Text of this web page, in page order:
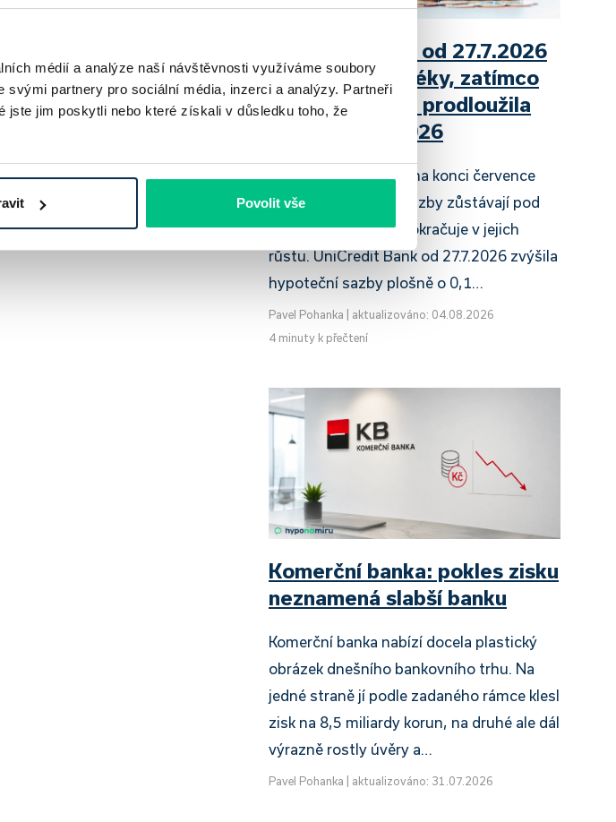
médií a analýze naší návštěvnosti využíváme soubory
partnery pro sociální média, inzerci a analýzy. Partneři
jim poskytli nebo které získali v důsledku toho, že
Povolit vše
UniCredit Bank od 27.7.2026
zdražuje hypotéky, zatímco
Raiffeisenbank prodloužila
slevu do 6.9.2026
Český hypoteční trh na konci července
2026 potvrzuje, že sazby zůstávají pod
tlakem a část bank pokračuje v jejich
růstu. UniCredit Bank od 27.7.2026 zvýšila
hypoteční sazby plošně o 0,1…
Pavel Pohanka
aktualizováno: 04.08.2026
4 minuty k přečtení
Komerční banka: pokles zisku
neznamená slabší banku
Komerční banka nabízí docela plastický
obrázek dnešního bankovního trhu. Na
jedné straně jí podle zadaného rámce klesl
zisk na 8,5 miliardy korun, na druhé ale dál
výrazně rostly úvěry a…
Pavel Pohanka aktualizováno: 31.07.2026